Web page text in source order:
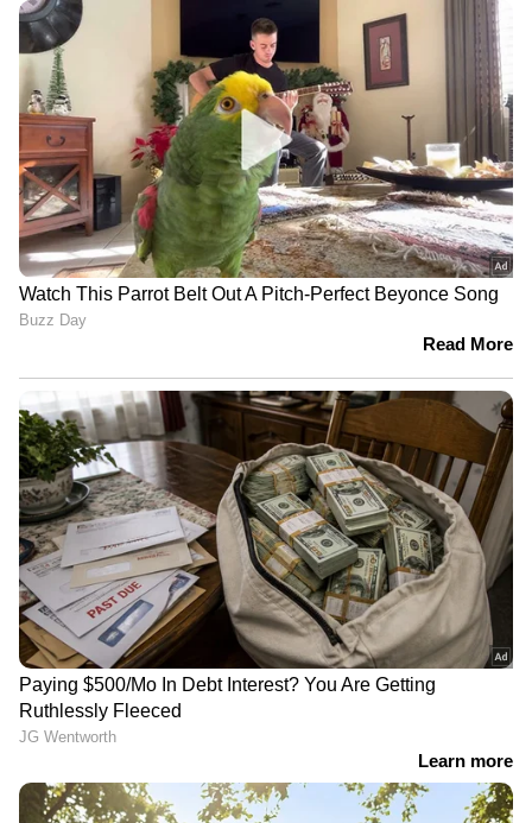
ഒന്നാണ്. അതിനാൽ ഇടയ്ക്കിടെ വെള്ളം
കുടിക്കുന്നത് ശീലമാക്കാം.
4
6
Image Credit :Getty
ക്ഷീണം അനുഭവപ്പെടുക
ക്ഷീണം, തളർച്ച, ഊർജ്ജക്കുറവ് എന്നിവ
അനുഭവപ്പെടുന്നത് നിർജ്ജലീകരണത്തിന്റെ